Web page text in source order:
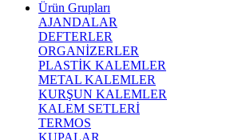
Ürün Grupları
AJANDALAR
DEFTERLER
ORGANİZERLER
PLASTİK KALEMLER
METAL KALEMLER
KURŞUN KALEMLER
KALEM SETLERİ
TERMOS
KUPALAR